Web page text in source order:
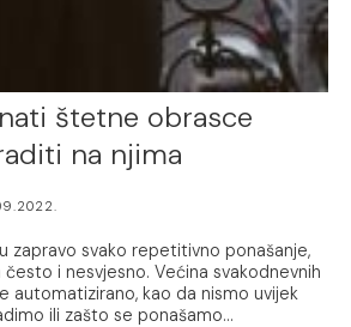
štetne obrasce
na njima
zapravo svako repetitivno ponašanje,
i nesvjesno. Većina svakodnevnih
automatizirano, kao da nismo uvijek
ili zašto se ponašamo...